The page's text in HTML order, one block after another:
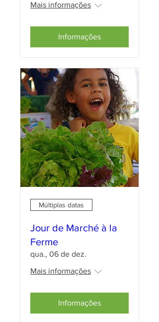
Mais informações
Informações
Múltiplas datas
Jour de Marché à la
Ferme
qua., 06 de dez.
Mais informações
Informações